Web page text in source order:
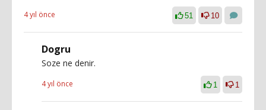
4 yıl önce 51 10
Dogru
Soze ne denir.
4 yıl önce 1 1